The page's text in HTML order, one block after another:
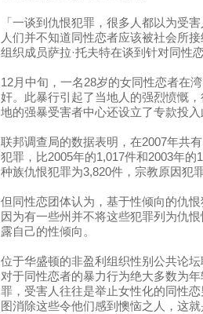
「一谈到仇恨犯罪，很多人都以为受
人们并不知道同性恋者应该被社会所
组织成员萨拉·托夫特在谈到针对同性
12月中旬，一名28岁的女同性恋者在
奸。此暴行引起了当地人的强烈愤慨
地的强暴受害者中心还设立了专款投
联邦调查局的数据表明，在2007年共
犯罪，比2005年的1,017件和2003年
种族仇恨犯罪为3,820件，宗教原因犯
但同性恋团体认为，基于性倾向的仇
因为有一些州并不将这些犯罪列为仇
露自己的性倾向。
位于华盛顿的非盈利组织性别公共论
对于同性恋者的暴力行为绝大多数为
罪，受害人往往是举止女性化的同性
图消除这些令他们感到懊恼之人，这